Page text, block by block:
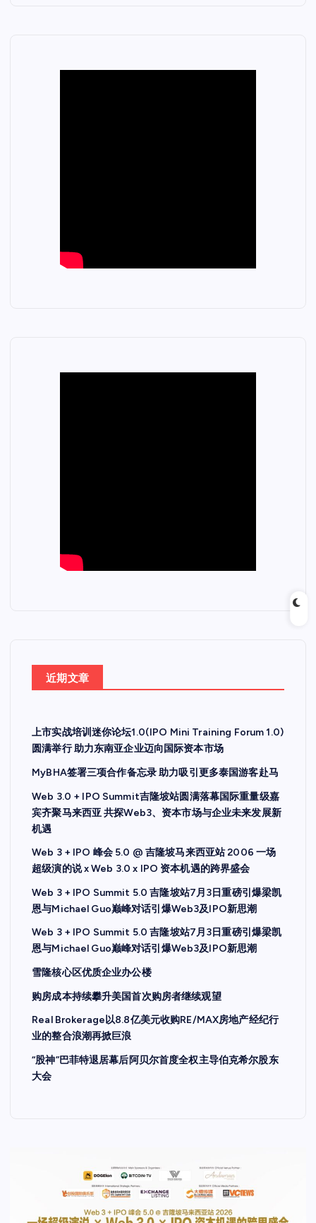
近期文章
上市实战培训迷你论坛1.0(IPO Mini Training Forum 1.0)
圆满举行 助力东南亚企业迈向国际资本市场
MyBHA签署三项合作备忘录 助力吸引更多泰国游客赴马
Web 3.0 + IPO Summit吉隆坡站圆满落幕国际重量级嘉
宾齐聚马来西亚 共探Web3、资本市场与企业未来发展新
机遇
Web 3 + IPO 峰会 5.0 @ 吉隆坡马来西亚站 2006 一场
超级演的说 x Web 3.0 x IPO 资本机遇的跨界盛会
Web 3 + IPO Summit 5.0 吉隆坡站7月3日重磅引爆梁凯
恩与Michael Guo巅峰对话引爆Web3及IPO新思潮
Web 3 + IPO Summit 5.0 吉隆坡站7月3日重磅引爆梁凯
恩与Michael Guo巅峰对话引爆Web3及IPO新思潮
雪隆核心区优质企业办公楼
购房成本持续攀升美国首次购房者继续观望
Real Brokerage以8.8亿美元收购RE/MAX房地产经纪行
业的整合浪潮再掀巨浪
“股神”巴菲特退居幕后阿贝尔首度全权主导伯克希尔股东
大会